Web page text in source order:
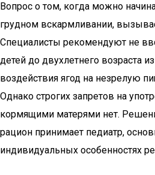
Вопрос о том, когда можно
грудном вскармливании,
Специалисты рекомендуют не
детей до двухлетнего возраста
воздействия ягод на незрелую
Однако строгих запретов на
кормящими матерями нет.
рацион принимает педиатр,
индивидуальных особенностях